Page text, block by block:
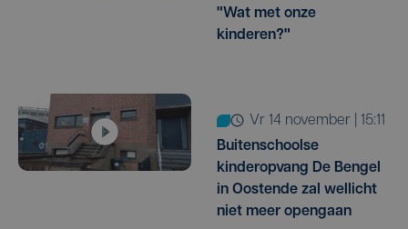
"Wat met onze
kinderen?"
vr 14 november | 15:11
Buitenschoolse
kinderopvang De Bengel
in Oostende zal wellicht
niet meer opengaan